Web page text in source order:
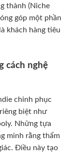
thành (Niche
góp một phần
khách hàng tiêu
cách nghệ
chinh phục
biệt như
Những tựa
minh rằng thẩm
Điều này tạo